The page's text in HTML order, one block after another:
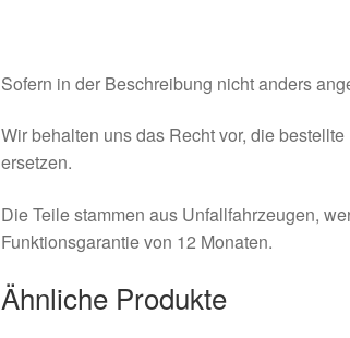
Sofern in der Beschreibung nicht anders
Wir behalten uns das Recht vor, die
ersetzen.
Die Teile stammen aus Unfallfahrzeugen,
Funktionsgarantie von 12 Monaten.
Ähnliche Produkte